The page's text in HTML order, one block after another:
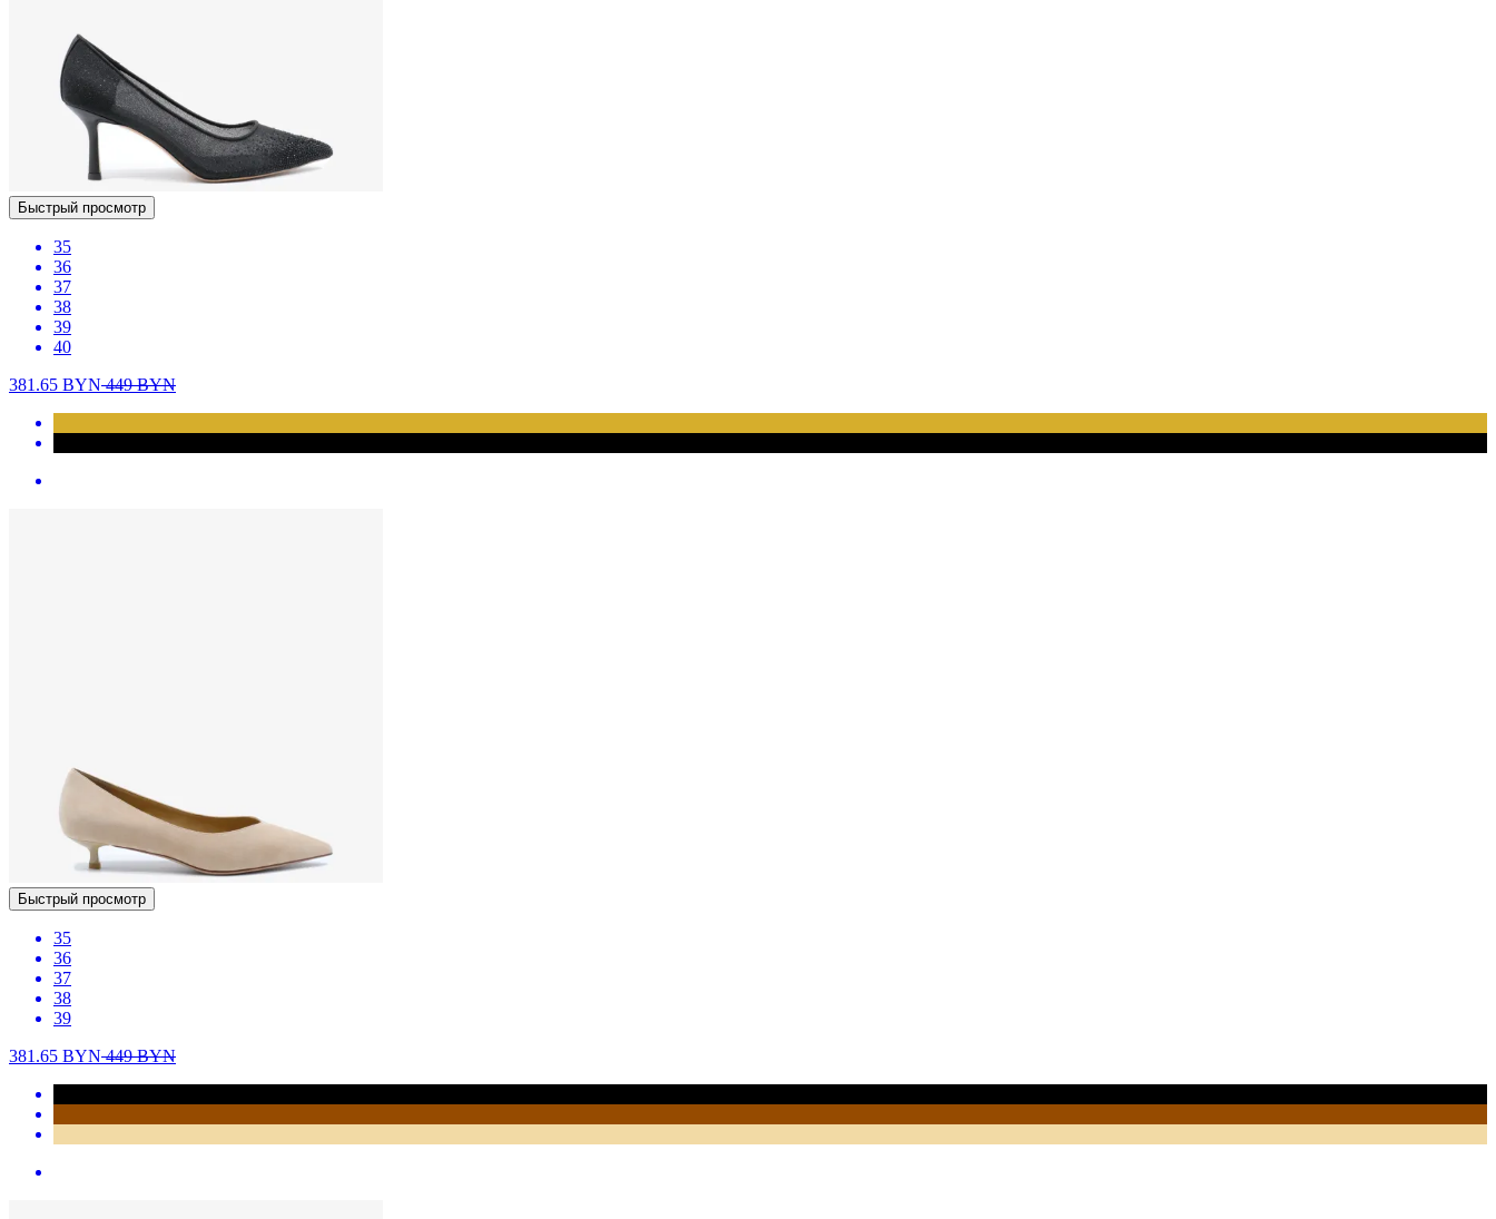
Быстрый просмотр
35
36
37
38
39
40
381.65 BYN449BYN
Быстрый просмотр
35
36
37
38
39
381.65 BYN449BYN